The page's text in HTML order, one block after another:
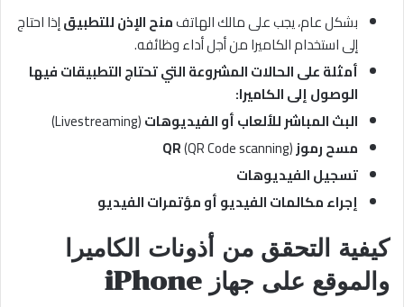
بشكل عام، يجب على مالك الهاتفمنح الإذن للتطبيقإذا احتاج
إلى استخدام الكاميرا من أجل أداء وظائفه.
أمثلة على الحالات المشروعة التي تحتاج التطبيقات فيها
الوصول إلى الكاميرا:
البث المباشر للألعاب أو الفيديوهات(Livestreaming)
مسح رموز QR(QR Code scanning)
تسجيل الفيديوهات
إجراء مكالمات الفيديو أو مؤتمرات الفيديو
كيفية التحقق من أذونات الكاميرا
والموقع على جهاز iPhone